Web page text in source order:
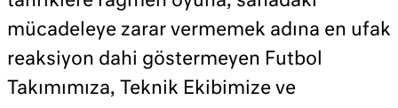
mücadeleye zarar vermemek adına en ufak
reaksiyon dahi göstermeyen Futbol
Takımımıza, Teknik Ekibimize ve